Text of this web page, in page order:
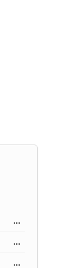
...
...
...